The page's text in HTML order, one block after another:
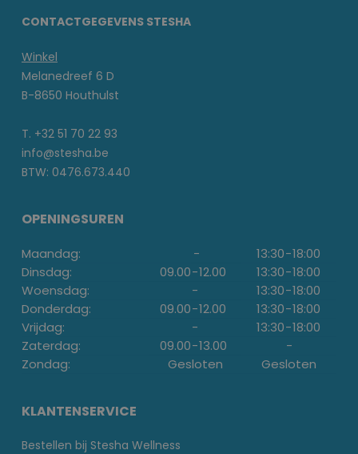
CONTACTGEGEVENS STESHA
Winkel
Melanedreef 6 D
B-8650 Houthulst
T. +32 51 70 22 93
info@stesha.be
BTW: 0476.673.440
OPENINGSUREN
Maandag: - 13:30-18:00
Dinsdag:
09.00-12.00 13:30-18:00
Woensdag:
- 13:30-18:00
Donderdag:
09.00-12.00 13:30-18:00
Vrijdag:
- 13:30-18:00
Zaterdag:
09.00-13.00
-
Zondag:
Gesloten Gesloten
KLANTENSERVICE
Bestellen bij Stesha Wellness